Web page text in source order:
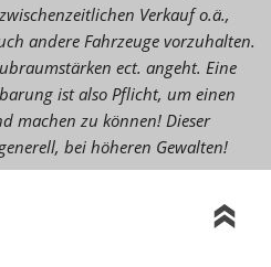
Verkauf o.ä.,
andere Fahrzeuge vorzuhalten.
ect. angeht. Eine
ist also Pflicht, um einen
machen zu können! Dieser
bei höheren Gewalten!